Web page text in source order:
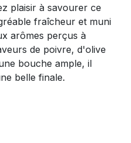
plaisir à savourer ce
fraîcheur et muni
arômes perçus à
de poivre, d'olive
bouche ample, il
belle finale.